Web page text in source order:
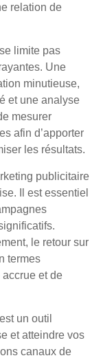
relation de
limite pas
Une
minutieuse,
et une analyse
mesurer
afin d’apporter
les résultats.
publicitaire
Il est essentiel
le retour sur
termes
accrue et de
un outil
et atteindre vos
canaux de